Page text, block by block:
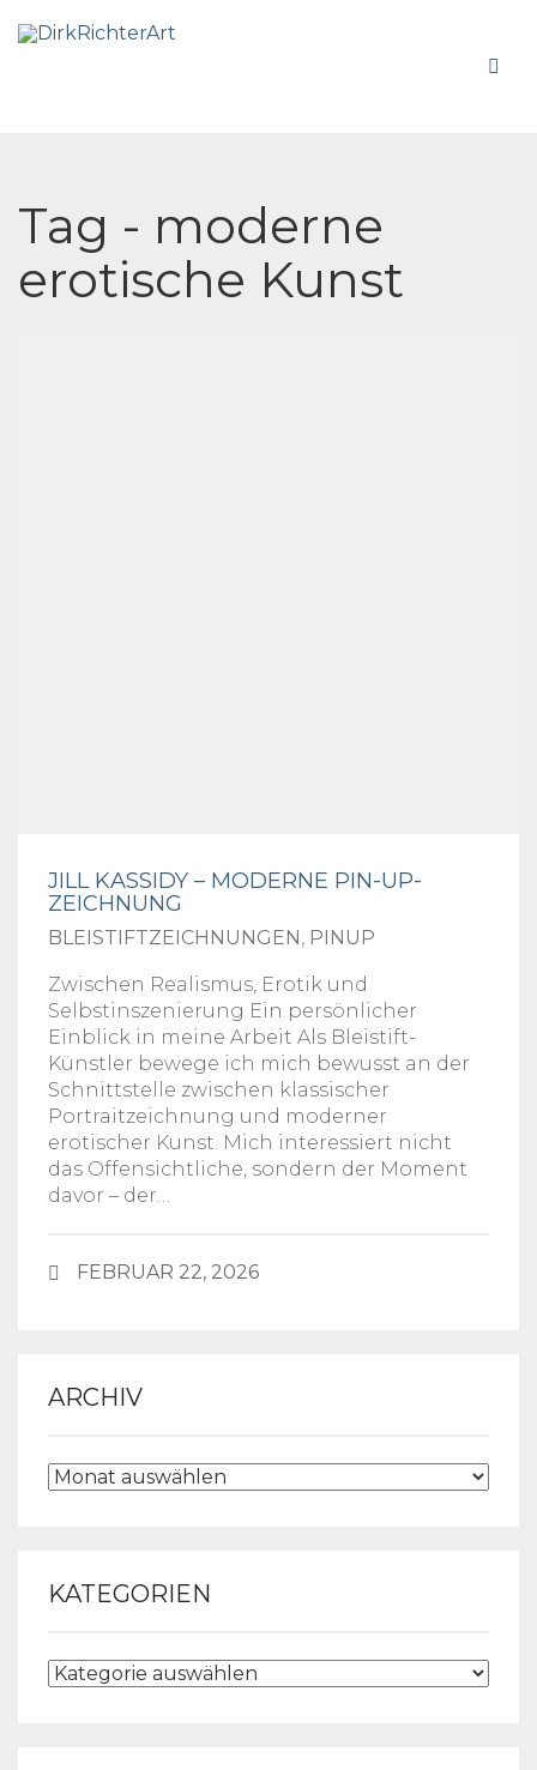
Tag - moderne
erotische Kunst
JILL KASSIDY – MODERNE PIN-UP-
ZEICHNUNG
BLEISTIFTZEICHNUNGEN, PINUP
Zwischen Realismus, Erotik und
Selbstinszenierung Ein persönlicher
Einblick in meine Arbeit Als Bleistift-
Künstler bewege ich mich bewusst an der
Schnittstelle zwischen klassischer
Portraitzeichnung und moderner
erotischer Kunst. Mich interessiert nicht
das Offensichtliche, sondern der Moment
davor – der…
FEBRUAR 22, 2026
ARCHIV
KATEGORIEN